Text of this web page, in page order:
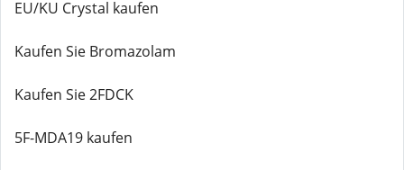
EU/KU Crystal kaufen
Kaufen Sie Bromazolam
Kaufen Sie 2FDCK
5F-MDA19 kaufen